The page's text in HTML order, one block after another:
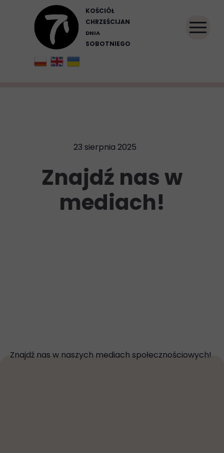
KOŚCIÓŁ
CHRZEŚCIJAN
DNIA
SOBOTNIEGO
23 sierpnia 2025
Znajdź nas w
mediach!
Znajdź nas w naszych mediach społecznościowych!